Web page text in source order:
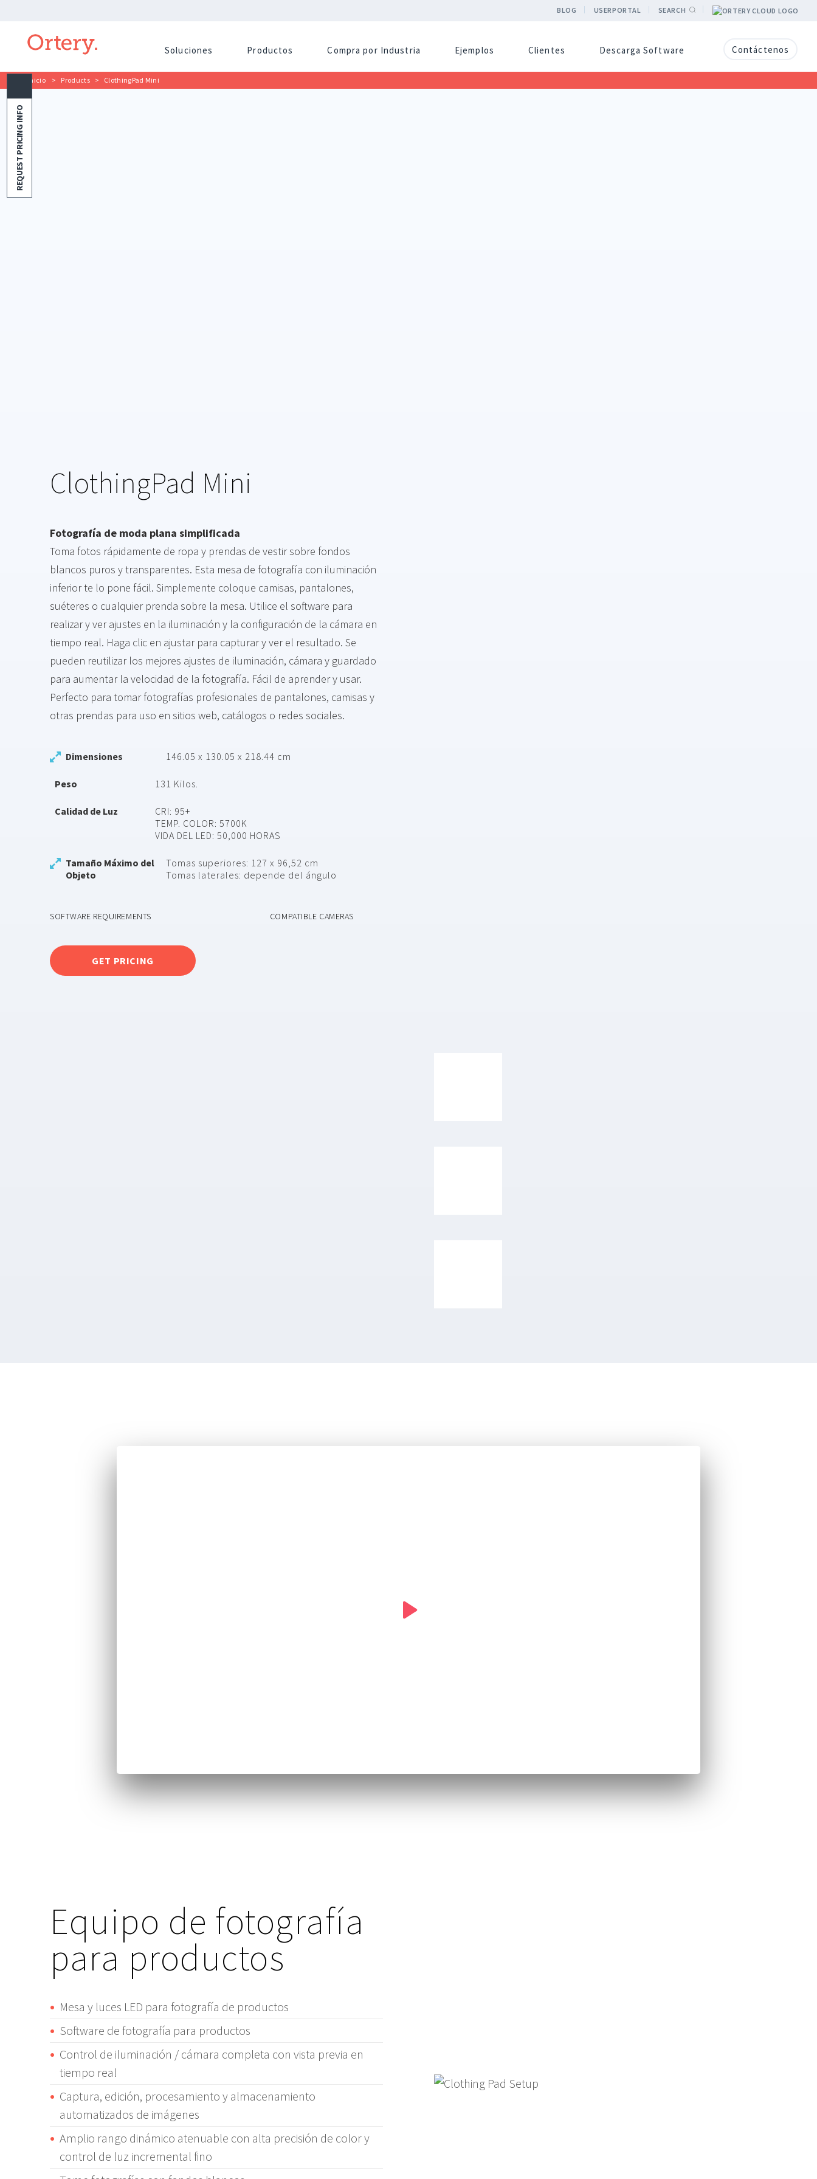
BLOG USERPORTAL SEARCH
Soluciones Productos Compra por Industria Ejemplos Clientes Descarga Software Contáctenos
Inicio > Products > ClothingPad Mini
ClothingPad Mini
Fotografía de moda plana simplificada
Toma fotos rápidamente de ropa y prendas de vestir sobre fondos
blancos puros y transparentes. Esta mesa de fotografía con iluminación
inferior te lo pone fácil. Simplemente coloque camisas, pantalones,
suéteres o cualquier prenda sobre la mesa. Utilice el software para
realizar y ver ajustes en la iluminación y la configuración de la cámara en
tiempo real. Haga clic en ajustar para capturar y ver el resultado. Se
pueden reutilizar los mejores ajustes de iluminación, cámara y guardado
para aumentar la velocidad de la fotografía. Fácil de aprender y usar.
Perfecto para tomar fotografías profesionales de pantalones, camisas y
otras prendas para uso en sitios web, catálogos o redes sociales.
Dimensiones 146.05 x 130.05 x 218.44 cm
Peso 131 Kilos.
Calidad de Luz
CRI: 95+
TEMP. COLOR: 5700K
VIDA DEL LED: 50,000 HORAS
Tamaño Máximo del
Objeto
Tomas superiores: 127 x 96,52 cm
Tomas laterales: depende del ángulo
SOFTWARE REQUIREMENTS COMPATIBLE CAMERAS
GET PRICING
Equipo de fotografía
para productos
Mesa y luces LED para fotografía de productos
Software de fotografía para productos
Control de iluminación / cámara completa con vista previa en
tiempo real
Captura, edición, procesamiento y almacenamiento
automatizados de imágenes
Amplio rango dinámico atenuable con alta precisión de color y
control de luz incremental fino
REQUEST PRICING INFO